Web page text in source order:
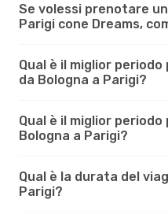
Se volessi prenotare
Parigi cone Dreams,
Qual è il miglior
da Bologna a Parigi?
Qual è il miglior
Bologna a Parigi?
Qual è la durata del
Parigi?